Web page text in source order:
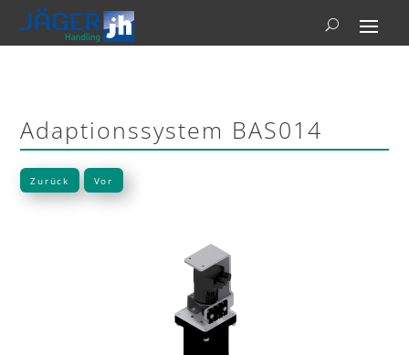
Adaptionssystem BAS014
Zurück Vor